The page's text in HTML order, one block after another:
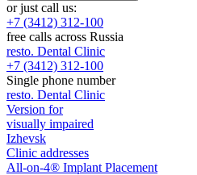
or just call us:
+7 (3412) 312-100
free calls across Russia
resto. Dental Clinic
+7 (3412) 312-100
Single phone number
resto. Dental Clinic
Version for
visually impaired
Izhevsk
Clinic addresses
All-on-4® Implant Placement